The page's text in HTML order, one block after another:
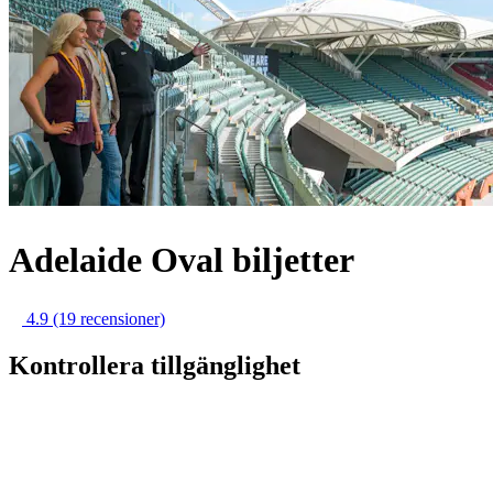
Adelaide Oval biljetter
4.9 (19 recensioner)
Kontrollera tillgänglighet